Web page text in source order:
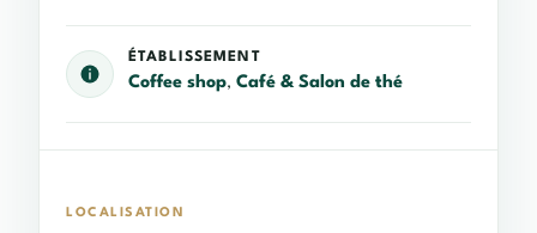
ÉTABLISSEMENT
Coffee shop, Café & Salon de thé
LOCALISATION